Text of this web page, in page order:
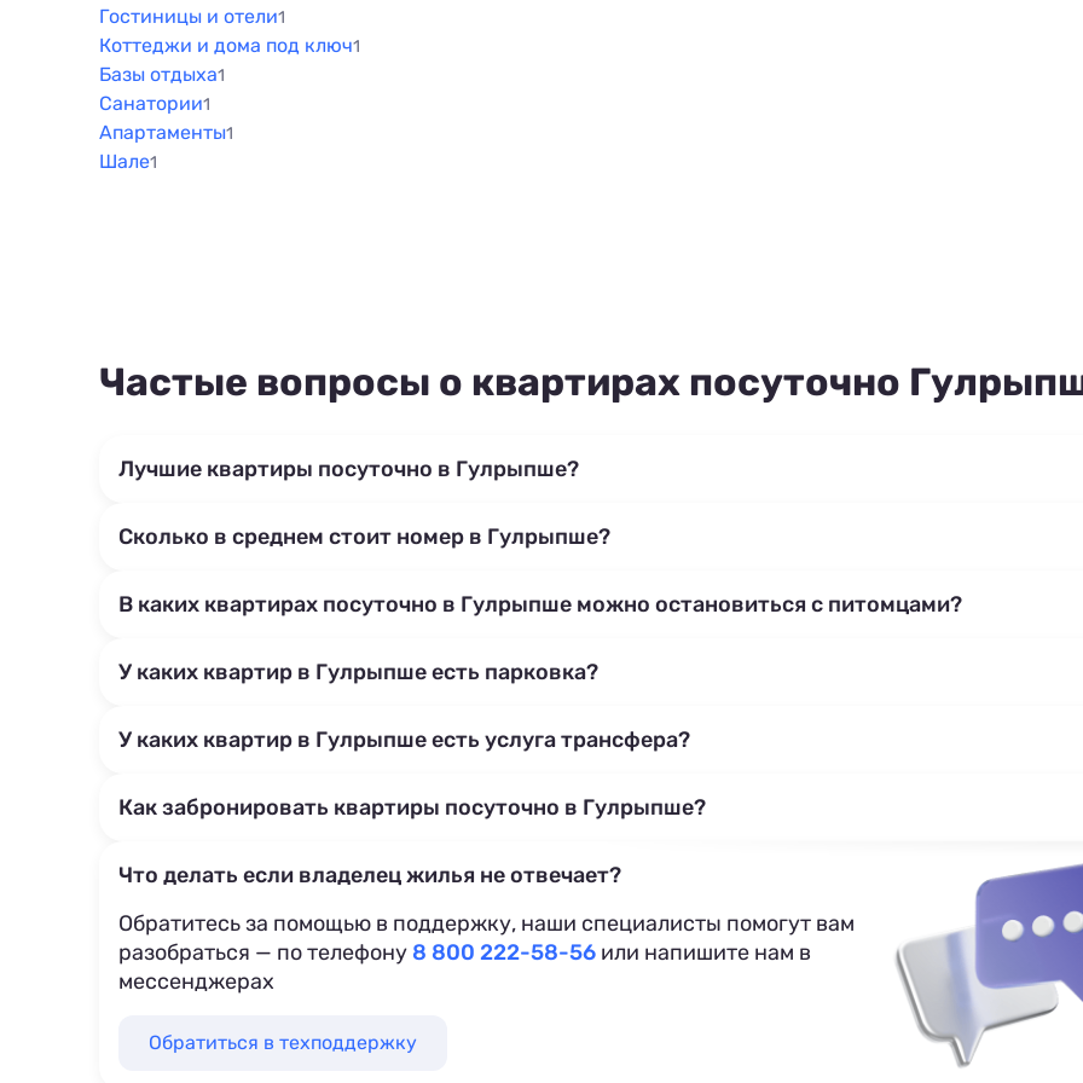
Гостиницы и отели1
Коттеджи и дома под ключ1
Базы отдыха1
Санатории1
Апартаменты1
Шале1
Частые вопросы о квартирах посуточно
Лучшие квартиры посуточно в Гулрыпше?
Сколько в среднем стоит номер в Гулрыпше?
В каких квартирах посуточно в Гулрыпше можно остановиться с питомцами?
У каких квартир в Гулрыпше есть парковка?
У каких квартир в Гулрыпше есть услуга трансфера?
Как забронировать квартиры посуточно в Гулрыпше?
Что делать если владелец жилья не отвечает?
Обратитесь за помощью в поддержку, наши специалисты помогут вам
разобраться — по телефону 8 800 222-58-56 или напишите нам в
мессенджерах
Обратиться в техподдержку